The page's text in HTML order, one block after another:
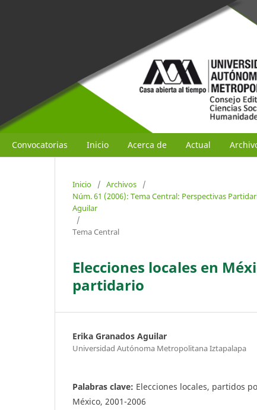
Convocatorias Inicio Acerca de Actual
Inicio / Archivos
/
Núm. 61 (2006): Tema Central: Perspectivas
Aguilar
/
Tema Central
Elecciones locales en
partidario
Erika Granados Aguilar
Universidad Autónoma Metropolitana Iztapalapa
Palabras clave: Elecciones locales, partidos
México, 2001-2006